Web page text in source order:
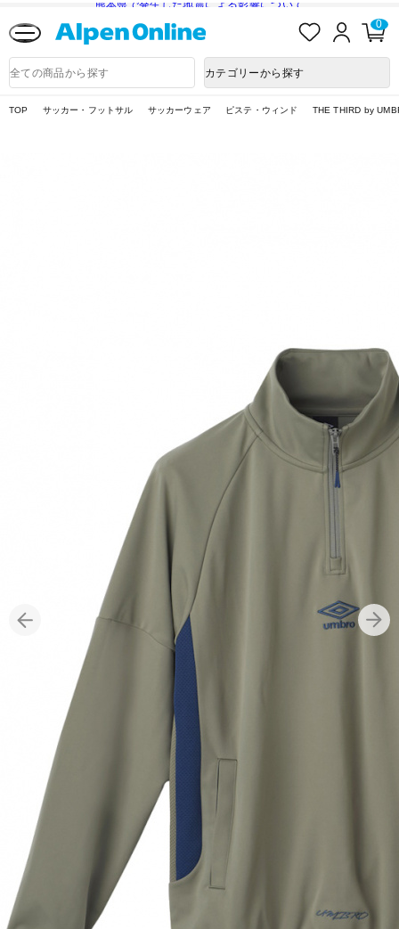
熊本県で発生した地震による影響について
入
ロ
ン
0
品
検
カテゴリーから探す
TOP サッカー・フットサル サッカーウェア ピステ・ウィンド THE THIRD by